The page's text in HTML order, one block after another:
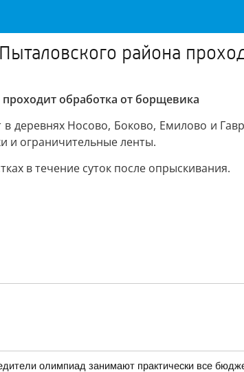
района
обработка от борщевика
деревнях Носово, Боково, Емилово и
и ограничительные ленты.
в течение суток после опрыскивания.
олимпиад занимают практически все